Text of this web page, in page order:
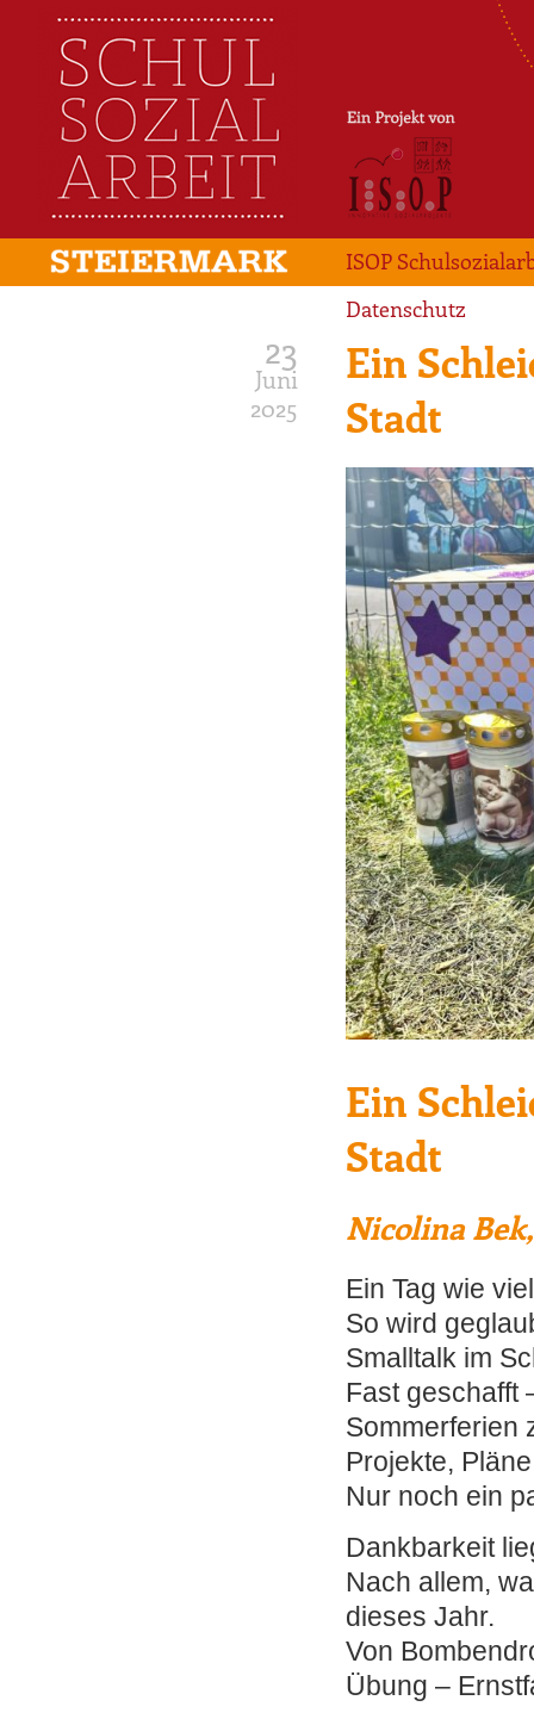
ISOP
Datenschutz
23
Juni
2025
Ein
Stadt
Ein
Stadt
Nicolina
Ein Tag wie
So wird
Smalltalk im
Fast geschafft
Sommerferien
Projekte,
Nur noch ein
Dankbarkeit
Nach allem,
dieses Jahr.
Von
Übung –